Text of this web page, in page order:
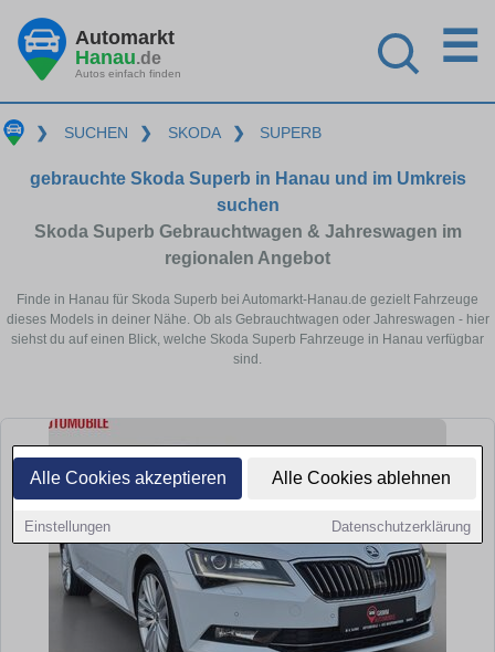
Alle Cookies akzeptieren Alle Cookies ablehnen
Einstellungen Datenschutzerklärung
Automarkt
Hanau.de
Autos einfach finden
☰
❯ SUCHEN ❯ SKODA ❯ SUPERB
gebrauchte Skoda Superb in Hanau und im Umkreis
suchen
Skoda Superb Gebrauchtwagen & Jahreswagen im
regionalen Angebot
Finde in Hanau für Skoda Superb bei Automarkt-Hanau.de gezielt Fahrzeuge
dieses Models in deiner Nähe. Ob als Gebrauchtwagen oder Jahreswagen - hier
siehst du auf einen Blick, welche Skoda Superb Fahrzeuge in Hanau verfügbar
sind.